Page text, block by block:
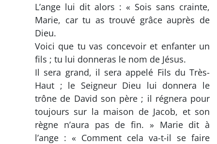
L’ange lui dit alors : « Sois sans crainte,
Marie, car tu as trouvé grâce auprès de
Dieu.
Voici que tu vas concevoir et enfanter un
fils ; tu lui donneras le nom de Jésus.
Il sera grand, il sera appelé Fils du Très-
Haut ; le Seigneur Dieu lui donnera le
trône de David son père ; il régnera pour
toujours sur la maison de Jacob, et son
règne n’aura pas de fin. » Marie dit à
l’ange : « Comment cela va-t-il se faire